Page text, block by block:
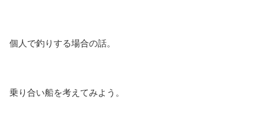
個人で釣りする場合の話。
乗り合い船を考えてみよう。